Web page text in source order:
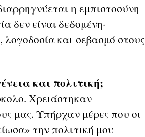
η εμπιστοσύνη
δεν είναι δεδομένη·
λογοδοσία και σεβασμό στους
και πολιτική;
Χρειάστηκαν
μας. Υπήρχαν μέρες που οι
την πολιτική μου